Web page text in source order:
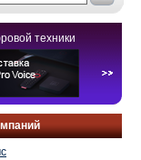
техники